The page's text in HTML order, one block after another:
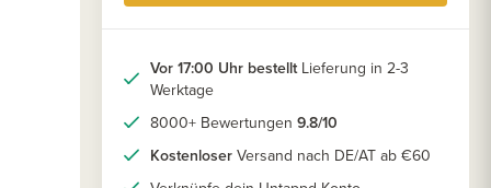
Vor 17:00 Uhr bestelltLieferung in 2-3
Werktage
8000+ Bewertungen 9.8/10
Kostenloser Versand nach DE/AT ab €60